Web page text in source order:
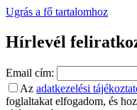
Ugrás a fő tartalomhoz
Hírlevél
Email cím:
Az adatkezelési
foglaltakat elfogadom, és